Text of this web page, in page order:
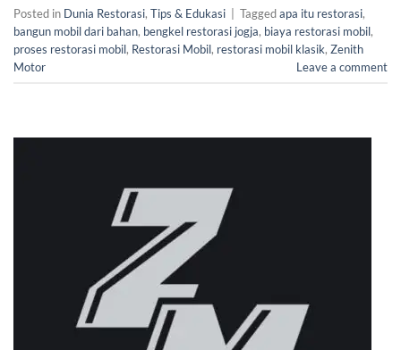
Posted in Dunia Restorasi, Tips & Edukasi Taggedapa itu restorasi,
bangun mobil dari bahan, bengkel restorasi jogja, biaya restorasi mobil,
proses restorasi mobil, Restorasi Mobil, restorasi mobil klasik, Zenith
Motor
Leave a comment